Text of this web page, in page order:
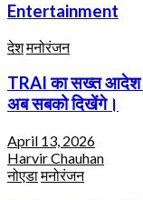
Entertainment
देशमनोरंजन
TRAI का सख्त आदेश :
अब सबको दिखेंगे।
April 13, 2026
Harvir Chauhan
नोएडामनोरंजन